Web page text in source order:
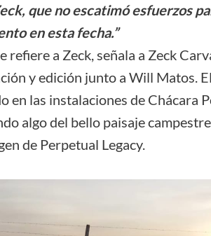
que no escatimó esfuerzos
en esta fecha.”
refiere a Zeck, señala a Zeck
y edición junto a Will Matos.
en las instalaciones de Chácara
algo del bello paisaje
de Perpetual Legacy.